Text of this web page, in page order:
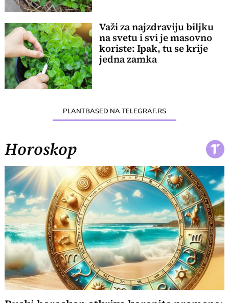
Važi za najzdraviju biljku
na svetu i svi je masovno
koriste: Ipak, tu se krije
jedna zamka
PLANTBASED NA TELEGRAF.RS
Horoskop